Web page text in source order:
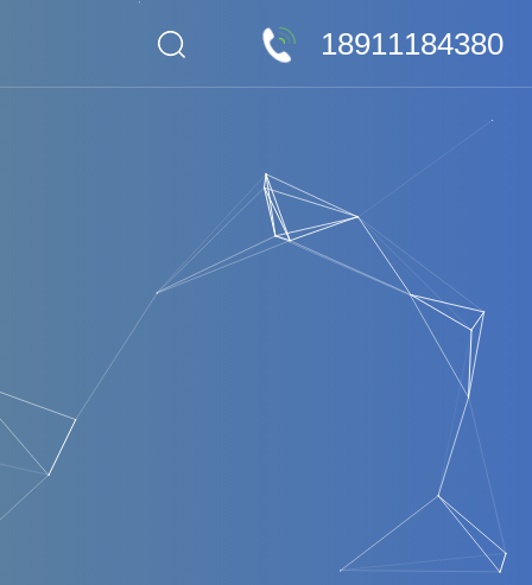
18911184380